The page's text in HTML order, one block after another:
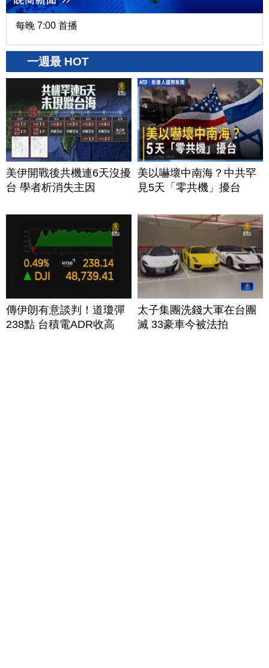
每晚 7:00 首播
一週最 HOT
美伊開戰後共機連6天沒擾
台 學者析消失主因
美以嚇壞中南海？中共罕
見5天「零共機」擾台
傳伊朗有意談判！道瓊彈
238點 台積電ADR收高
太子集團洗錢大軍在台團
滅 33豪車今被法拍